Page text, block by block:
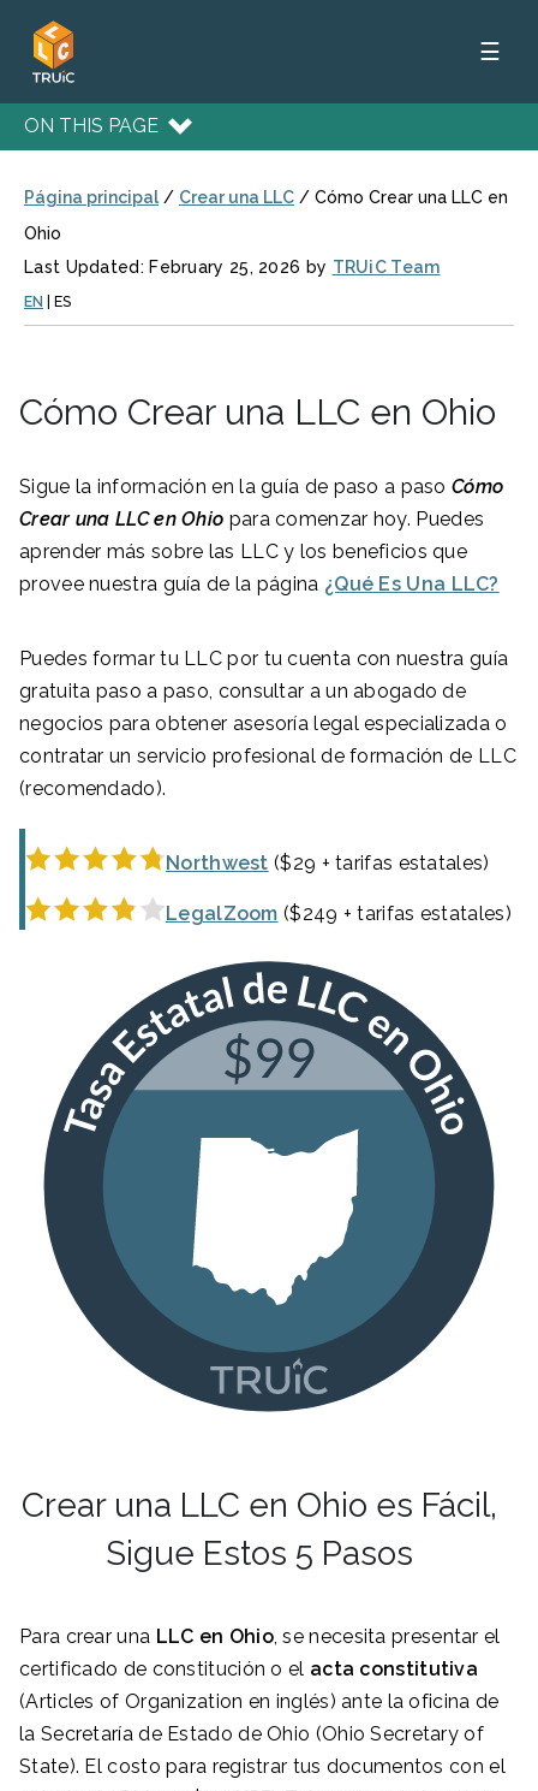
☰
ON THIS PAGE
Página principal / Crear una LLC / Cómo Crear una LLC en
Ohio
Last Updated: February 25, 2026 by TRUiC Team
EN ES
Cómo Crear una LLC en Ohio
Sigue la información en la guía de paso a pasoCómo
Crear una LLC en Ohio para comenzar hoy. Puedes
aprender más sobre las LLC y los beneficios que
provee nuestra guía de la página ¿Qué Es Una LLC?
Puedes formar tu LLC por tu cuenta con nuestra guía
gratuita paso a paso, consultar a un abogado de
negocios para obtener asesoría legal especializada o
contratar un servicio profesional de formación de LLC
(recomendado).
Northwest ($29 + tarifas estatales)
LegalZoom ($249 + tarifas estatales)
Crear una LLC en Ohio es Fácil,
Sigue Estos 5 Pasos
Para crear una LLC en Ohio, se necesita presentar el
certificado de constitución o el acta constitutiva
(Articles of Organization en inglés) ante la oficina de
la Secretaría de Estado de Ohio (Ohio Secretary of
State). El costo para registrar tus documentos con el